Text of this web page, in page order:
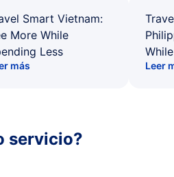
Smart Vietnam:
More While
Less
más Leer
servicio?